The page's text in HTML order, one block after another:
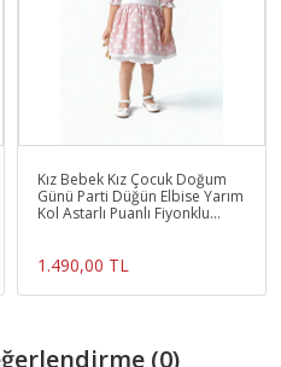
Kız Bebek Kız Çocuk Doğum
Günü Parti Düğün Elbise Yarım
Kol Astarlı Puanlı Fiyonklu
1.490,00 TL
(0)